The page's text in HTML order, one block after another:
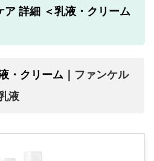
ア 詳細 ＜乳液・クリーム
・クリーム｜ ファンケル
液